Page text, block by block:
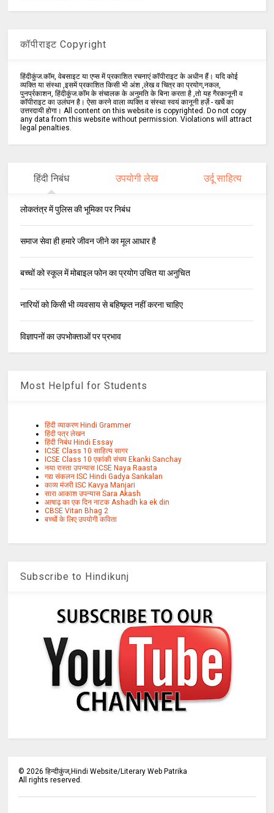
कॉपीराइट Copyright
हिंदीकुंज.कॉम, वेबसाइट या एप्स में प्रकाशित रचनाएं कॉपीराइट के अधीन हैं। यदि कोई
व्यक्ति या संस्था ,इसमें प्रकाशित किसी भी अंश ,लेख व चित्र का प्रयोग,नकल,
पुनर्प्रकाशन, हिंदीकुंज.कॉम के संचालक के अनुमति के बिना करता है ,तो यह गैरकानूनी व
कॉपीराइट का उलंघन है। ऐसा करने वाला व्यक्ति व संस्था स्वयं कानूनी हर्ज़े - खर्चे का
उत्तरदायी होगा। All content on this website is copyrighted. Do not copy
any data from this website without permission. Violations will attract
legal penalties.
हिंदी निबंध उपयोगी लेख उर्दू साहित्य
लोकतंत्र में पुलिस की भूमिका पर निबंध
समाज सेवा ही हमारे जीवन जीने का मूल आधार है
बच्चों को स्कूल में मोबाइल फोन का प्रयोग उचित या अनुचित
नारियों को किसी भी व्यवसाय से बहिष्कृत नहीं करना चाहिए
विज्ञापनों का उपभोक्ताओं पर प्रभाव
Most Helpful for Students
हिंदी व्याकरण Hindi Grammer
हिंदी पत्र लेखन
हिंदी निबंध Hindi Essay
ICSE Class 10 साहित्य सागर
ICSE Class 10 एकांकी संचय Ekanki Sanchay
नया रास्ता उपन्यास ICSE Naya Raasta
गद्य संकलन ISC Hindi Gadya Sankalan
काव्य मंजरी ISC Kavya Manjari
सारा आकाश उपन्यास Sara Akash
आषाढ़ का एक दिन नाटक Ashadh ka ek din
CBSE Vitan Bhag 2
बच्चों के लिए उपयोगी कविता
Subscribe to Hindikunj
©2026 हिन्दीकुंज,Hindi Website/Literary Web Patrika
All rights reserved.